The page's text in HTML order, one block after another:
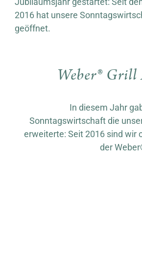
2016 hat unsere
geöffnet.
Weber®
In diesem Jahr
Sonntagswirtschaft die
erweiterte: Seit 2016 sind wir
der